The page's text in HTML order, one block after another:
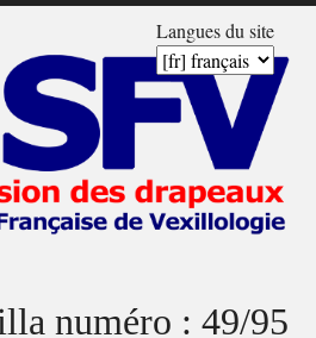
Langues du site
numéro : 49/95